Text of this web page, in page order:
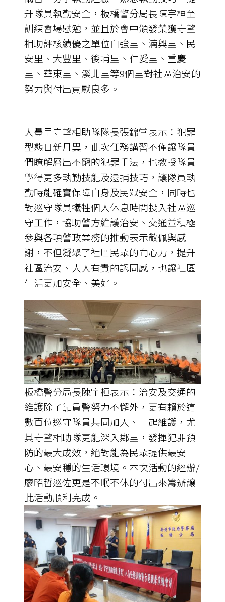
升隊員執勤安全，板橋警分局長陳宇桓至
訓練會場慰勉，並且於會中頒發榮獲守望
相助評核績優之單位自強里、湳興里、民
安里、大豐里、後埔里、仁愛里、重慶
里、華東里、溪北里等9個里對社區治安的
努力與付出貢獻良多。
大豐里守望相助隊隊長張錦堂表示：犯罪
型態日新月異，此次任務講習不僅讓隊員
們瞭解層出不窮的犯罪手法，也教授隊員
學得更多執勤技能及逮捕技巧，讓隊員執
勤時能確實保障自身及民眾安全，同時也
對巡守隊員犧牲個人休息時間投入社區巡
守工作，協助警方維護治安、交通並積極
參與各項警政業務的推動表示敬佩與感
謝，不但凝聚了社區民眾的向心力，提升
社區治安、人人有責的認同感，也讓社區
生活更加安全、美好。
板橋警分局長陳宇桓表示：治安及交通的
維護除了靠員警努力不懈外，更有賴於這
數百位巡守隊員共同加入、一起維護，尤
其守望相助隊更能深入鄰里，發揮犯罪預
防的最大成效，絕對能為民眾提供最安
心、最安穩的生活環境。本次活動的經辦/
廖昭哲巡佐更是不眠不休的付出來籌辦讓
此活動順利完成。